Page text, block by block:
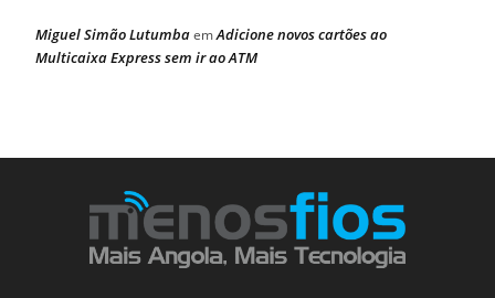
Miguel Simão LutumbaemAdicione novos cartões ao
Multicaixa Express sem ir ao ATM